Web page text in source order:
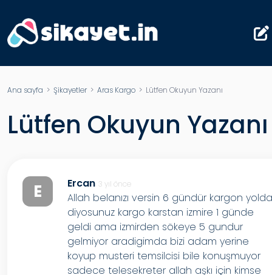
Ana sayfa > Şikayetler> Aras Kargo > Lütfen Okuyun Yazanı
Lütfen Okuyun Yazanı
E Ercan 3 yıl önce
Allah belanızı versin 6 gündür kargon
diyosunuz kargo karstan izmire 1 günde
geldi ama izmirden sökeye 5 gundur
gelmiyor aradigimda bizi adam yerine
koyup musteri temsilcisi bile konuşmuyor
sadece telesekreter allah aşkı için kimse